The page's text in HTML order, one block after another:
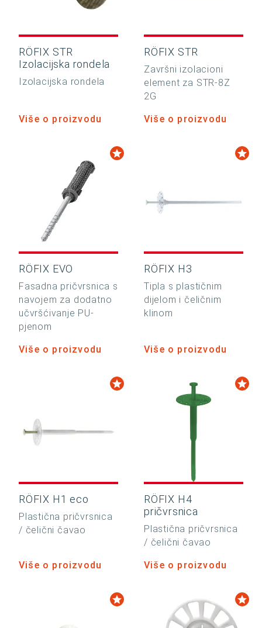
RÖFIX STR
Izolacijska rondela
Izolacijska rondela
Više o proizvodu
RÖFIX STR
Završni izolacioni
element za STR-8Z
2G
Više o proizvodu
RÖFIX EVO
Fasadna pričvrsnica s
navojem za dodatno
učvršćivanje PU-
pjenom
Više o proizvodu
RÖFIX H3
Tipla s plastičnim
dijelom i čeličnim
klinom
Više o proizvodu
RÖFIX H1 eco
Plastična pričvrsnica
/ čelični čavao
Više o proizvodu
RÖFIX H4
pričvrsnica
Plastična pričvrsnica
/ čelični čavao
Više o proizvodu